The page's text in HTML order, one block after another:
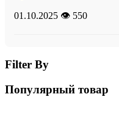
01.10.2025 👁️ 550
Filter By
Популярный товар